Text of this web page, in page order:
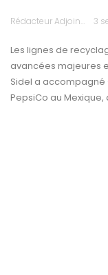
Rédacteur Adjoint 3
Les lignes de
avancées majeures
Sidel a accompagné
PepsiCo au Mexique,